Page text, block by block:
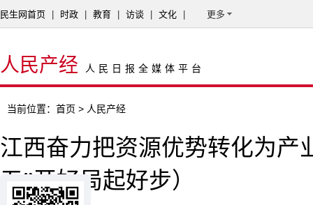
民生网首页 时政 教育 访谈 文化 更多
人民产经 人民日报全媒体平台
当前位置： 首页 > 人民产经
江西奋力把资源优势转化为产
五”开好局起好步）